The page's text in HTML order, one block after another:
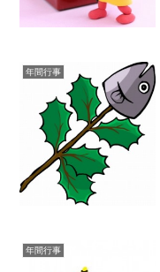
年間行事
年間行事